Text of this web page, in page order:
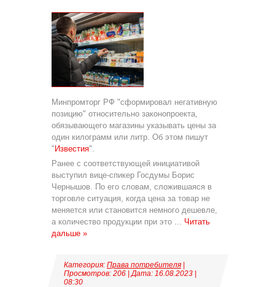
Минпромторг РФ "сформировал негативную
позицию" относительно законопроекта,
обязывающего магазины указывать цены за
один килограмм или литр. Об этом пишут
" Известия".
Ранее с соответствующей инициативой
выступил вице-спикер Госдумы Борис
Чернышов. По его словам, сложившаяся в
торговле ситуация, когда цена за товар не
меняется или становится немного дешевле,
а количество продукции при это ... Читать
дальше »
Категория: Права потребителя
Просмотров: 206 | Дата: 16.08.2023
08:30